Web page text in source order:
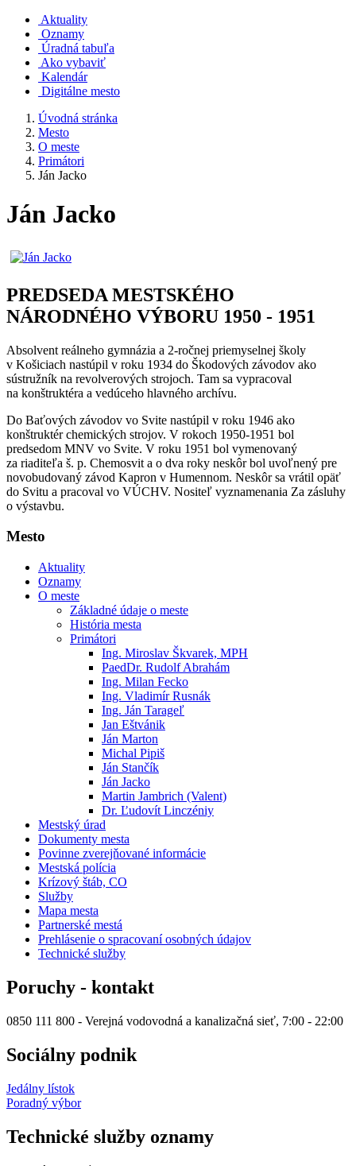
Aktuality
Oznamy
Úradná tabuľa
Ako vybaviť
Kalendár
Digitálne mesto
Úvodná stránka
Mesto
O meste
Primátori
Ján Jacko
Ján Jacko
PREDSEDA MESTSKÉHO
NÁRODNÉHO VÝBORU 1950 - 1951
Absolvent reálneho gymnázia a 2-ročnej priemyselnej školy
v Košiciach nastúpil v roku 1934 do Škodových závodov ako
sústružník na revolverových strojoch. Tam sa vypracoval
na konštruktéra a vedúceho hlavného archívu.
Do Baťových závodov vo Svite nastúpil v roku 1946 ako
konštruktér chemických strojov. V rokoch 1950-1951 bol
predsedom MNV vo Svite. V roku 1951 bol vymenovaný
za riaditeľa š. p. Chemosvit a o dva roky neskôr bol uvoľnený pre
novobudovaný závod Kapron v Humennom. Neskôr sa vrátil opäť
do Svitu a pracoval vo VÚCHV. Nositeľ vyznamenania Za zásluhy
o výstavbu.
Mesto
Aktuality
Oznamy
O meste
Základné údaje o meste
História mesta
Primátori
Ing. Miroslav Škvarek, MPH
PaedDr. Rudolf Abrahám
Ing. Milan Fecko
Ing. Vladimír Rusnák
Ing. Ján Tarageľ
Jan Eštvánik
Ján Marton
Michal Pipiš
Ján Stančík
Ján Jacko
Martin Jambrich (Valent)
Dr. Ľudovít Linczéniy
Mestský úrad
Dokumenty mesta
Povinne zverejňované informácie
Mestská polícia
Krízový štáb, CO
Služby
Mapa mesta
Partnerské mestá
Prehlásenie o spracovaní osobných údajov
Technické služby
Poruchy - kontakt
0850 111 800 - Verejná vodovodná a kanalizačná sieť, 7:00 - 22:00
Sociálny podnik
Jedálny lístok
Poradný výbor
Technické služby oznamy